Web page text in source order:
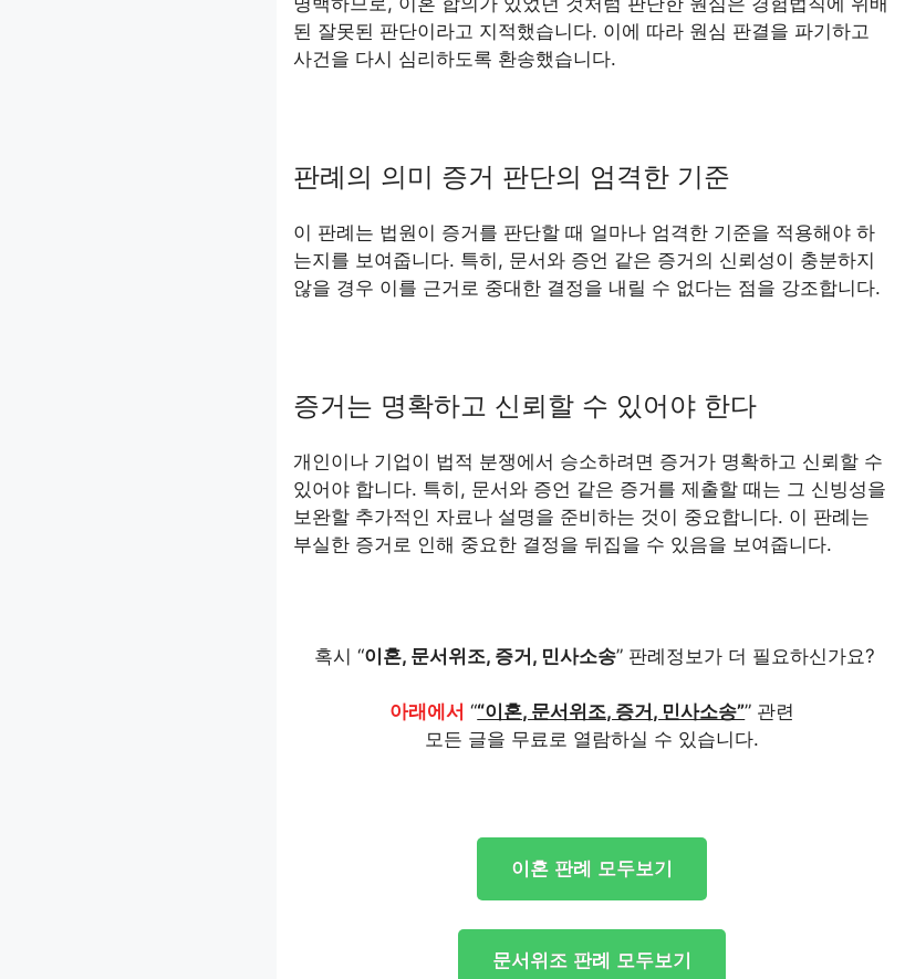
된 잘못된 판단이라고 지적했습니다. 이에 따라 원심 판결을 파기하고
사건을 다시 심리하도록 환송했습니다.
판례의 의미 증거 판단의 엄격한 기준
이 판례는 법원이 증거를 판단할 때 얼마나 엄격한 기준을 적용해야 하
는지를 보여줍니다. 특히, 문서와 증언 같은 증거의 신뢰성이 충분하지
않을 경우 이를 근거로 중대한 결정을 내릴 수 없다는 점을 강조합니다.
증거는 명확하고 신뢰할 수 있어야 한다
개인이나 기업이 법적 분쟁에서 승소하려면 증거가 명확하고 신뢰할 수
있어야 합니다. 특히, 문서와 증언 같은 증거를 제출할 때는 그 신빙성을
보완할 추가적인 자료나 설명을 준비하는 것이 중요합니다. 이 판례는
부실한 증거로 인해 중요한 결정을 뒤집을 수 있음을 보여줍니다.
혹시 “이혼, 문서위조, 증거, 민사소송” 판례정보가 더 필요하신가요?
아래에서 ““이혼, 문서위조, 증거, 민사소송”” 관련
모든 글을 무료로 열람하실 수 있습니다.
이혼 판례 모두보기
문서위조 판례 모두보기